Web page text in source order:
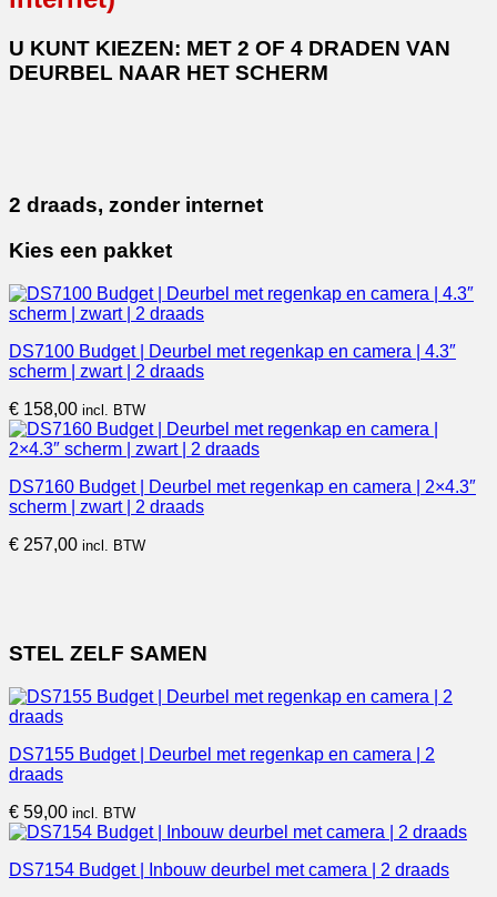
U KUNT KIEZEN: MET 2 OF 4 DRADEN VAN
DEURBEL NAAR HET SCHERM
2 draads, zonder internet
Kies een pakket
DS7100 Budget | Deurbel met regenkap en camera | 4.3″
scherm | zwart | 2 draads
€ 158,00 incl. BTW
DS7160 Budget | Deurbel met regenkap en camera | 2×4.3″
scherm | zwart | 2 draads
€ 257,00 incl. BTW
STEL ZELF SAMEN
DS7155 Budget | Deurbel met regenkap en camera | 2
draads
€ 59,00 incl. BTW
DS7154 Budget | Inbouw deurbel met camera | 2 draads